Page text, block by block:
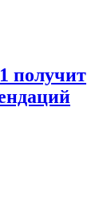
получит